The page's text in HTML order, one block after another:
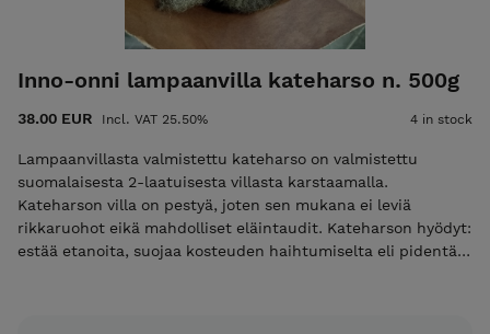
Inno-onni lampaanvilla kateharso n. 500g
38.00 EUR Incl. VAT 25.50% 4 in stock
Lampaanvillasta valmistettu kateharso on valmistettu
suomalaisesta 2-laatuisesta villasta karstaamalla.
Kateharson villa on pestyä, joten sen mukana ei leviä
rikkaruohot eikä mahdolliset eläintaudit. Kateharson hyödyt:
estää etanoita, suojaa kosteuden haihtumiselta eli pidentää